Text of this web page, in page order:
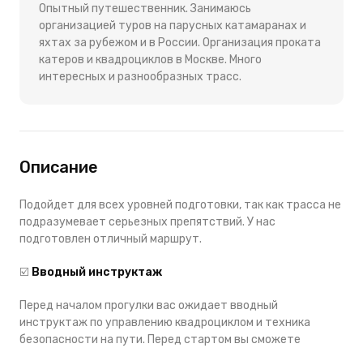
Опытный путешественник. Занимаюсь
организацией туров на парусных катамаранах и
яхтах за рубежом и в России. Организация проката
катеров и квадроциклов в Москве. Много
интересных и разнообразных трасс.
Описание
Подойдет для всех уровней подготовки, так как трасса не
подразумевает серьезных препятствий. У нас
подготовлен отличный маршрут.
☑️ Вводный инструктаж
Перед началом прогулки вас ожидает вводный
инструктаж по управлению квадроциклом и техника
безопасности на пути. Перед стартом вы сможете